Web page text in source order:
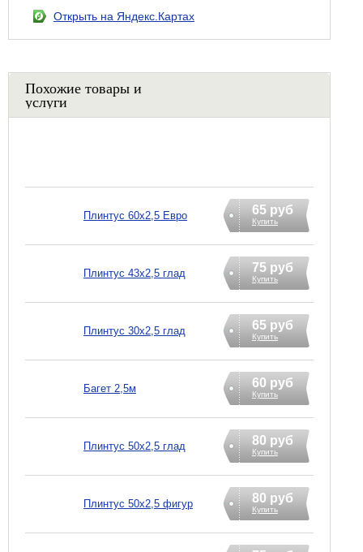
Открыть на Яндекс.Картах
Похожие товары и
услуги
Плинтус 60х2,5 Евро 65 руб
Купить
Плинтус 43х2,5 глад 75 руб
Купить
Плинтус 30х2,5 глад 65 руб
Купить
Багет 2,5м 60 руб
Купить
Плинтус 50х2,5 глад 80 руб
Купить
Плинтус 50х2,5 фигур 80 руб
Купить